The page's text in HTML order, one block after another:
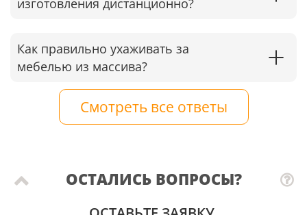
изготовления дистанционно?
Как правильно ухаживать за
мебелью из массива?
Смотреть все ответы
ОСТАЛИСЬ ВОПРОСЫ?